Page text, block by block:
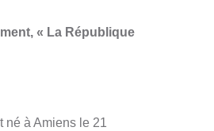
« La République
né à Amiens le 21